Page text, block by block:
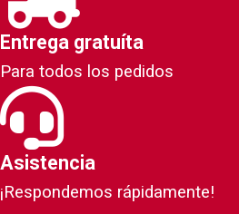
Entrega gratuíta
Para todos los pedidos
Asistencia
¡Respondemos rápidamente!